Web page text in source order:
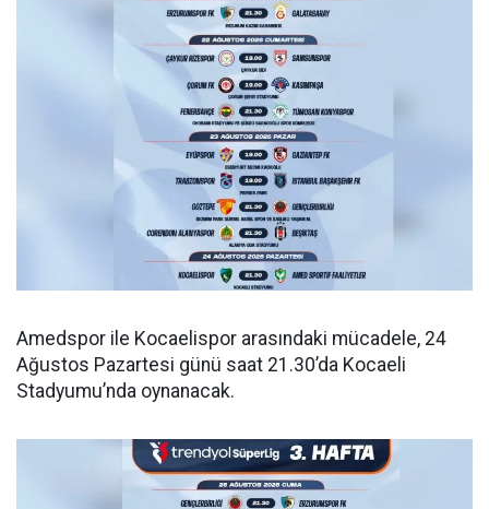
Amedspor ile Kocaelispor arasındaki mücadele, 24
Ağustos Pazartesi günü saat 21.30’da Kocaeli
Stadyumu’nda oynanacak.